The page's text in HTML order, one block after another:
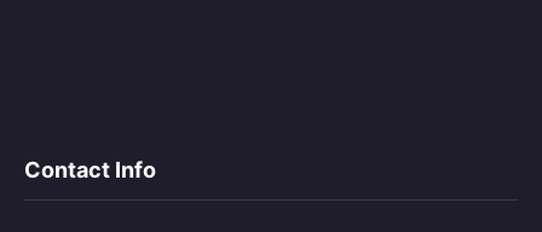
Contact Info